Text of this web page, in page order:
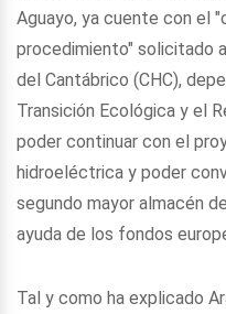
Aguayo, ya cuente con el
procedimiento" solicitado
del Cantábrico (CHC),
Transición Ecológica y el
poder continuar con el
hidroeléctrica y poder
segundo mayor almacén
ayuda de los fondos
Tal y como ha explicado